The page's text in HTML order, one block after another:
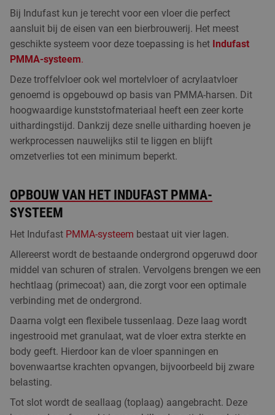
Bij Indufast kun je terecht voor een vloer die perfect
aansluit bij de eisen van een bierbrouwerij. Het meest
geschikte systeem voor deze toepassing is het Indufast
PMMA-systeem.
Deze troffelvloer ook wel mortelvloer of acrylaatvloer
genoemd is opgebouwd op basis van PMMA-harsen. Dit
hoogwaardige kunststofmateriaal heeft een zeer korte
uithardingstijd. Dankzij deze snelle uitharding hoeven je
werkprocessen nauwelijks stil te liggen en blijft
omzetverlies tot een minimum beperkt.
OPBOUW VAN HET INDUFAST PMMA-
SYSTEEM
Het Indufast PMMA-systeem bestaat uit vier lagen.
Allereerst wordt de bestaande ondergrond opgeruwd door
middel van schuren of stralen. Vervolgens brengen we een
hechtlaag (primecoat) aan, die zorgt voor een optimale
verbinding met de ondergrond.
Daarna volgt een flexibele tussenlaag. Deze laag wordt
ingestrooid met granulaat, wat de vloer extra sterkte en
body geeft. Hierdoor kan de vloer spanningen en
bovenwaartse krachten opvangen, bijvoorbeeld bij zware
belasting.
Tot slot wordt de seallaag (toplaag) aangebracht. Deze